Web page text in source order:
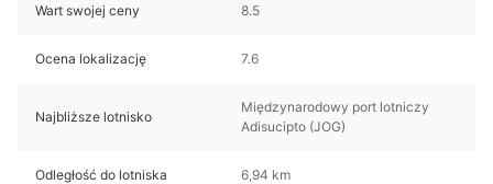
Wart swojej ceny 8.5
Ocena lokalizację 7.6
Najbliższe lotnisko
Międzynarodowy port lotniczy
Adisucipto (JOG)
Odległość do lotniska 6,94 km